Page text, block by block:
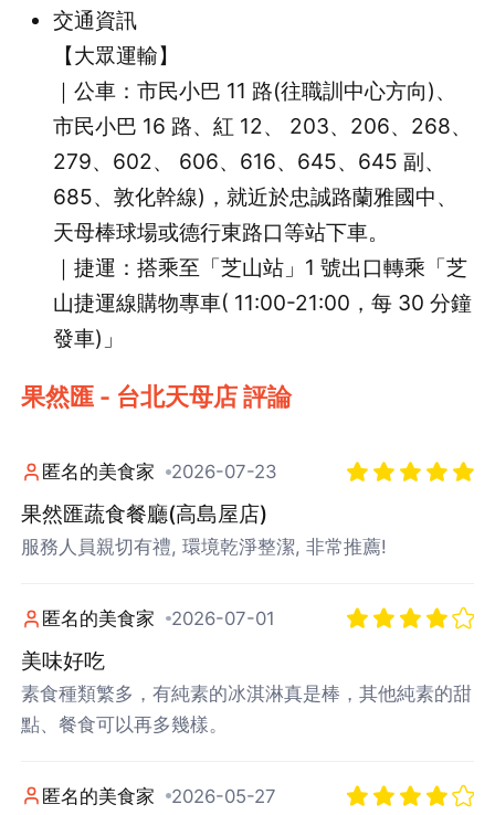
交通資訊
【大眾運輸】
｜公車：市民小巴 11 路(往職訓中心方向)、
市民小巴 16 路、紅 12、 203、206、268、
279、602、 606、616、645、645 副、
685、敦化幹線)，就近於忠誠路蘭雅國中、
天母棒球場或德行東路口等站下車。
｜捷運：搭乘至「芝山站」1 號出口轉乘「芝
山捷運線購物專車( 11:00-21:00，每 30 分鐘
發車)」
果然匯 - 台北天母店 評論
匿名的美食家 2026-07-23
果然匯蔬食餐廳(高島屋店)
服務人員親切有禮, 環境乾淨整潔, 非常推薦!
匿名的美食家 2026-07-01
美味好吃
素食種類繁多，有純素的冰淇淋真是棒，其他純素的甜
點、餐食可以再多幾樣。
匿名的美食家 2026-05-27